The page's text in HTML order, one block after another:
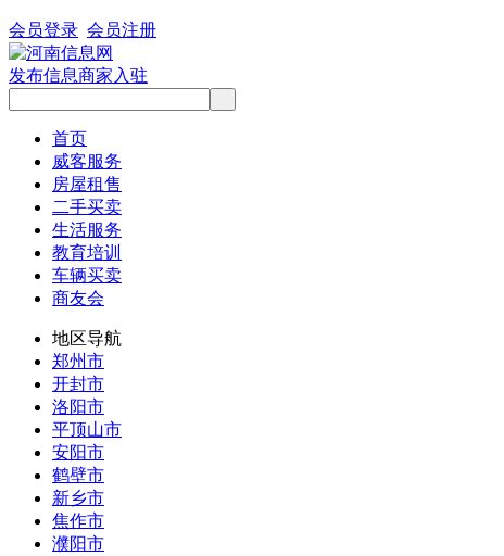
会员登录 会员注册
发布信息商家入驻
首页
威客服务
房屋租售
二手买卖
生活服务
教育培训
车辆买卖
商友会
地区导航
郑州市
开封市
洛阳市
平顶山市
安阳市
鹤壁市
新乡市
焦作市
濮阳市